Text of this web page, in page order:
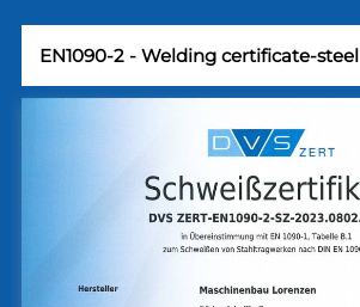
EN1090-2 - Welding certificate-steel